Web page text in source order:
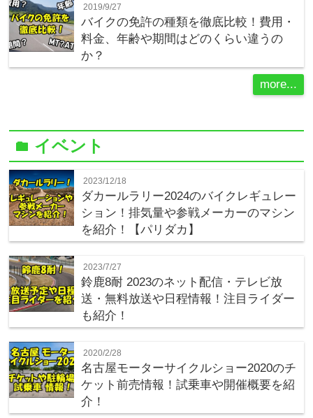
2019/9/27
バイクの免許の種類を徹底比較！費用・
料金、年齢や期間はどのくらい違うの
か？
more...
folder イベント
2023/12/18
ダカールラリー2024のバイクレギュレー
ション！排気量や参戦メーカーのマシン
を紹介！【パリダカ】
2023/7/27
鈴鹿8耐 2023のネット配信・テレビ放
送・無料放送や日程情報！注目ライダー
も紹介！
2020/2/28
名古屋モーターサイクルショー2020のチ
ケット前売情報！試乗車や開催概要を紹
介！